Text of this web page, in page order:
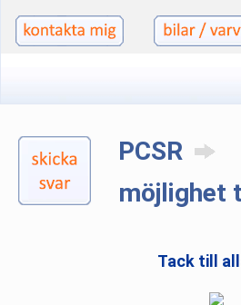
PCSR
möjlighet
Tack till